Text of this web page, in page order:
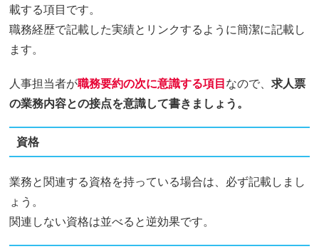
載する項目です。
職務経歴で記載した実績とリンクするように簡潔に記載し
ます。
人事担当者が職務要約の次に意識する項目なので、求人票
の業務内容との接点を意識して書きましょう。
資格
業務と関連する資格を持っている場合は、必ず記載しまし
ょう。
関連しない資格は並べると逆効果です。